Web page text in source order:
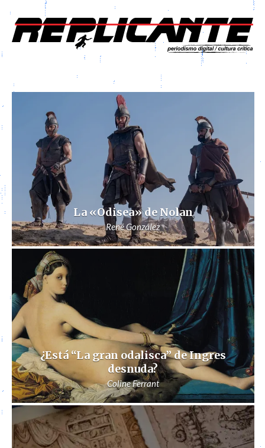
La «Odisea» de Nolan
René González
¿Está “La gran odalisca” de Ingres
desnuda?
Coline Ferrant